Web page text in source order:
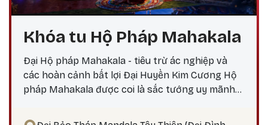
Khóa tu Hộ Pháp Mahakala
Đại Hộ pháp Mahakala - tiêu trừ ác nghiệp và
các hoàn cảnh bất lợi Đại Huyền Kim Cương Hộ
pháp Mahakala được coi là sắc tướng uy mãnh
lực, trí tuệ và các công hạnh bi mẫn uy mãnh của